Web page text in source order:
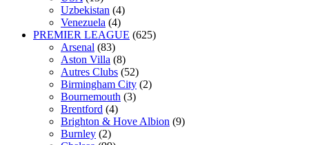
Uzbekistan (4)
Venezuela (4)
PREMIER LEAGUE (625)
Arsenal (83)
Aston Villa (8)
Autres Clubs (52)
Birmingham City (2)
Bournemouth (3)
Brentford (4)
Brighton & Hove Albion (9)
Burnley (2)